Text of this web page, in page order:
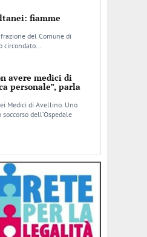
fiamme
del Comune di
circondato…
avere medici di
personale”, parla
Medici di Avellino. Uno
dell’Ospedale